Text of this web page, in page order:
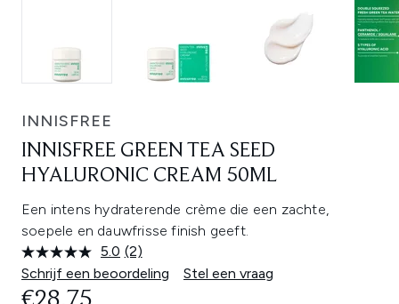
INNISFREE
INNISFREE GREEN TEA SEED
HYALURONIC CREAM 50ML
Een intens hydraterende crème die een zachte,
soepele en dauwfrisse finish geeft.
5.0 Lees
2
beoordelingen.
(2)
Schrijf een beoordeling
Stel een vraag